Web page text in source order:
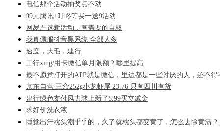
电信那个活动抽奖点不动
99元腾讯+叮咚等买一送9活动
网易严选新活动，有需要的自取
我真佩服抖音黑系统 全部人多
速度，大毛，建行
工行xing/用卡微信单月限额？哪里提高
最不愿意打开的APP就是微信，里边都是一些讨厌的人，还不得
京东自营 三盒252g小龙虾尾 23.76 只有四川有货
建行绿色支付风力球上新了5.99买立减金
求好价洗衣液
睡觉出汗枕头潮乎乎的，久了就枕头都变黄了，怎么去除黄渍？